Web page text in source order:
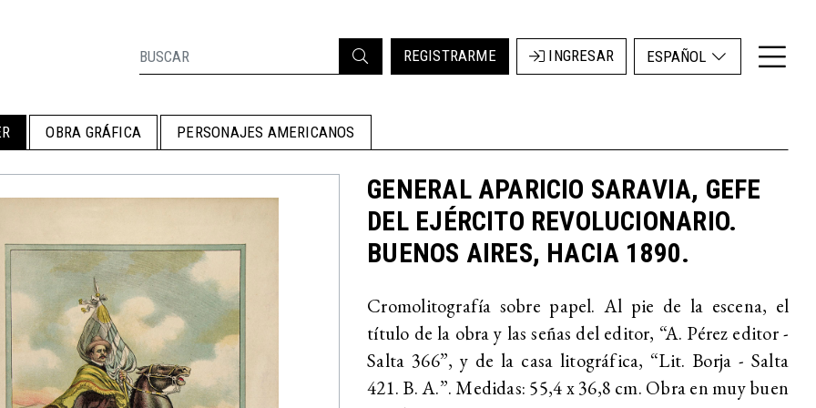
REGISTRARME INGRESAR ESPAÑOL
OBRA GRÁFICA PERSONAJES AMERICANOS
GENERAL APARICIO SARAVIA, GEFE
DEL EJÉRCITO REVOLUCIONARIO.
BUENOS AIRES, HACIA 1890.
Cromolitografía sobre papel. Al pie de la escena, el
título de la obra y las señas del editor, “A. Pérez editor -
Salta 366”, y de la casa litográfica, “Lit. Borja - Salta
421. B. A.”. Medidas: 55,4 x 36,8 cm. Obra en muy buen